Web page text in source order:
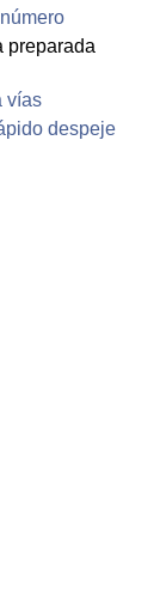
preparada
vías
despeje